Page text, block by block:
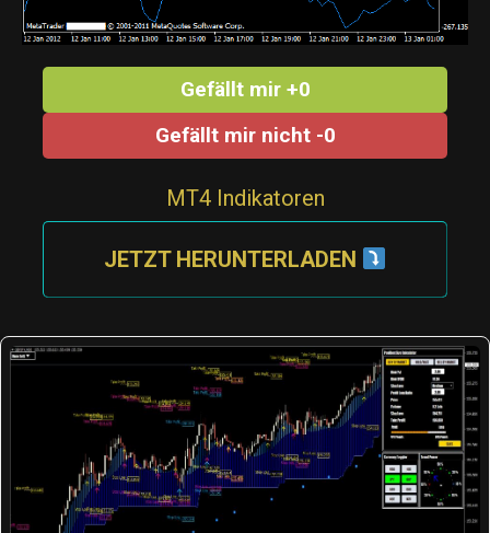
Gefällt mir +0
Gefällt mir nicht -0
MT4 Indikatoren
JETZT HERUNTERLADEN